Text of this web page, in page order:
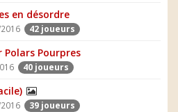
en désordre
42 joueurs
Pourpres
40 joueurs
39 joueurs